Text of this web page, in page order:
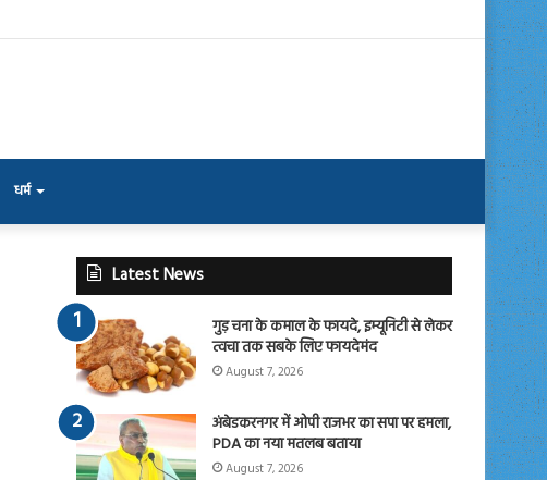
धर्म
Latest News
गुड़ चना के कमाल के फायदे, इम्यूनिटी से लेकर
त्वचा तक सबके लिए फायदेमंद
August 7, 2026
अंबेडकरनगर में ओपी राजभर का सपा पर हमला,
PDA का नया मतलब बताया
August 7, 2026